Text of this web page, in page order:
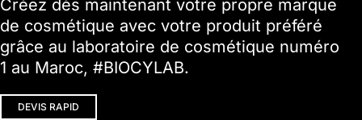
Créez dès maintenant votre propre marque
de cosmétique avec votre produit préféré
grâce au laboratoire de cosmétique numéro
1 au Maroc, #BIOCYLAB.
DEVIS RAPID